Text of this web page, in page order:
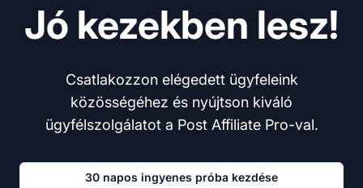
Jó kezekben lesz!
Csatlakozzon elégedett ügyfeleink
közösségéhez és nyújtson kiváló
ügyfélszolgálatot a Post Affiliate Pro-val.
30 napos ingyenes próba kezdése